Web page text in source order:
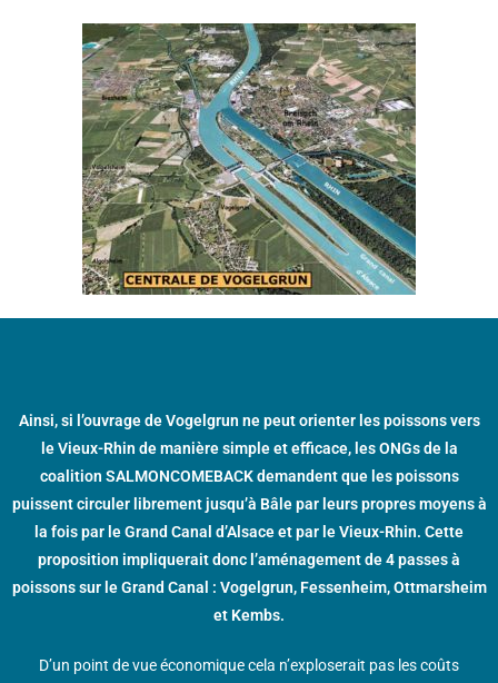
Ainsi, si l’ouvrage de Vogelgrun ne peut orienter les poissons vers
le Vieux-Rhin de manière simple et efficace, les ONGs de la
coalition SALMONCOMEBACK demandent que les poissons
puissent circuler librement jusqu’à Bâle par leurs propres moyens à
la fois par le Grand Canal d’Alsace et par le Vieux-Rhin. Cette
proposition impliquerait donc l’aménagement de 4 passes à
poissons sur le Grand Canal : Vogelgrun, Fessenheim, Ottmarsheim
et Kembs.
D’un point de vue économique cela n’exploserait pas les coûts